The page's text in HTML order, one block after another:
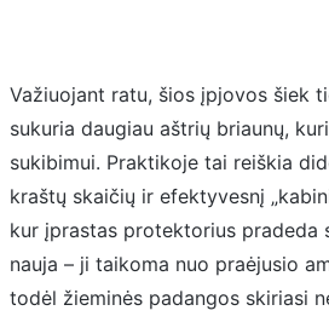
Važiuojant ratu, šios įpjovos šiek
sukuria daugiau aštrių briaunų,
sukibimui. Praktikoje tai reiškia
kraštų skaičių ir efektyvesnį
kur įprastas protektorius pradeda
nauja – ji taikoma nuo praėjusio
todėl žieminės padangos skiriasi